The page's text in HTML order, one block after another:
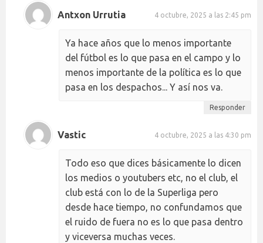
Antxon Urrutia 4 octubre, 2025 a las 2:45 pm
Ya hace años que lo menos importante
del fútbol es lo que pasa en el campo y lo
menos importante de la política es lo que
pasa en los despachos... Y así nos va.
Responder
Vastic 4 octubre, 2025 a las 4:30 pm
Todo eso que dices básicamente lo dicen
los medios o youtubers etc, no el club, el
club está con lo de la Superliga pero
desde hace tiempo, no confundamos que
el ruido de fuera no es lo que pasa dentro
y viceversa muchas veces.